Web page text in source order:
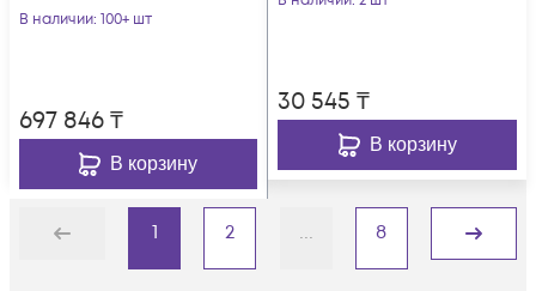
В наличии: 100+ шт
697 846₸
В корзину
30 545 ₸
В корзину
Назад
1 2 ... 8
Дальше